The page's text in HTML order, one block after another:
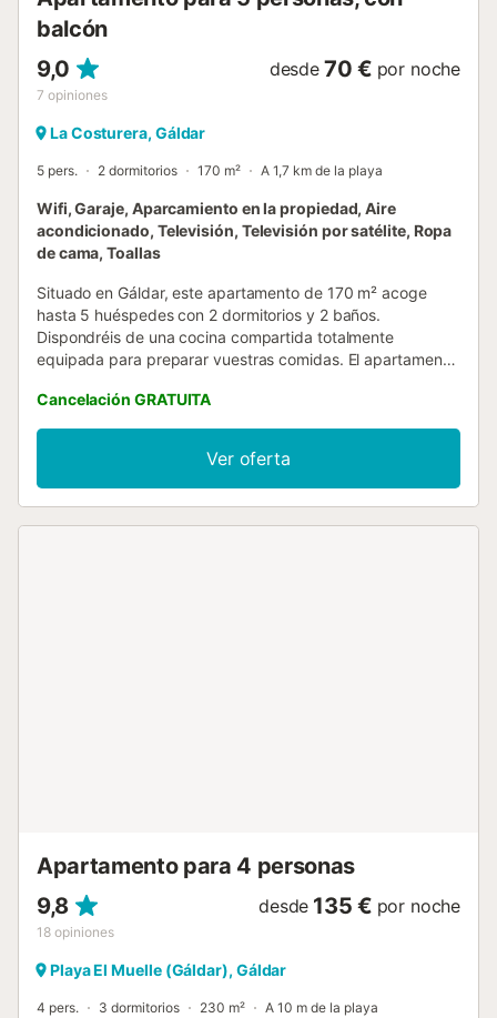
balcón
9,0
7 opiniones
desde 70 € por noche
La Costurera, Gáldar
5 pers. 2 dormitorios 170 m² A 1,7 km de la playa
Wifi, Garaje, Aparcamiento en la propiedad, Aire
acondicionado, Televisión, Televisión por satélite, Ropa
de cama, Toallas
Situado en Gáldar, este apartamento de 170 m² acoge
hasta 5 huéspedes con 2 dormitorios y 2 baños.
Dispondréis de una cocina compartida totalmente
equipada para preparar vuestras comidas. El apartamento
vídeo bajo demanda, Wi-Fi apto para videollamadas,
espacio de trabajo dedicado, lavadora y acceso cómodo
mediante ascensor sin escalones. Se proporciona cuna
para familias con bebés. Salid al balcón privado y a la
terraza descubierta donde podréis disfrutar de
Cancelación GRATUITA
Ver oferta
Apartamento para 4 personas
9,8
18 opiniones
desde 135 € por noche
Playa El Muelle (Gáldar), Gáldar
4 pers. 3 dormitorios 230 m² A 10 m de la playa